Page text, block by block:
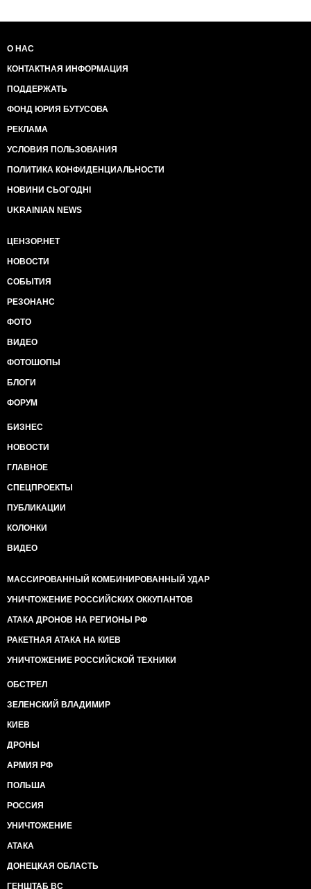
О НАС
КОНТАКТНАЯ ИНФОРМАЦИЯ
ПОДДЕРЖАТЬ
ФОНД ЮРИЯ БУТУСОВА
РЕКЛАМА
УСЛОВИЯ ПОЛЬЗОВАНИЯ
ПОЛИТИКА КОНФИДЕНЦИАЛЬНОСТИ
НОВИНИ СЬОГОДНІ
UKRAINIAN NEWS
ЦЕНЗОР.НЕТ
НОВОСТИ
СОБЫТИЯ
РЕЗОНАНС
ФОТО
ВИДЕО
ФОТОШОПЫ
БЛОГИ
ФОРУМ
БИЗНЕС
НОВОСТИ
ГЛАВНОЕ
СПЕЦПРОЕКТЫ
ПУБЛИКАЦИИ
КОЛОНКИ
ВИДЕО
МАССИРОВАННЫЙ КОМБИНИРОВАННЫЙ УДАР
УНИЧТОЖЕНИЕ РОССИЙСКИХ ОККУПАНТОВ
АТАКА ДРОНОВ НА РЕГИОНЫ РФ
РАКЕТНАЯ АТАКА НА КИЕВ
УНИЧТОЖЕНИЕ РОССИЙСКОЙ ТЕХНИКИ
ОБСТРЕЛ
ЗЕЛЕНСКИЙ ВЛАДИМИР
КИЕВ
ДРОНЫ
АРМИЯ РФ
ПОЛЬША
РОССИЯ
УНИЧТОЖЕНИЕ
АТАКА
ДОНЕЦКАЯ ОБЛАСТЬ
ГЕНШТАБ ВС